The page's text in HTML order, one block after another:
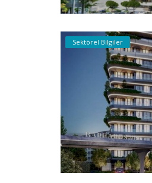
Sektörel Bilgiler